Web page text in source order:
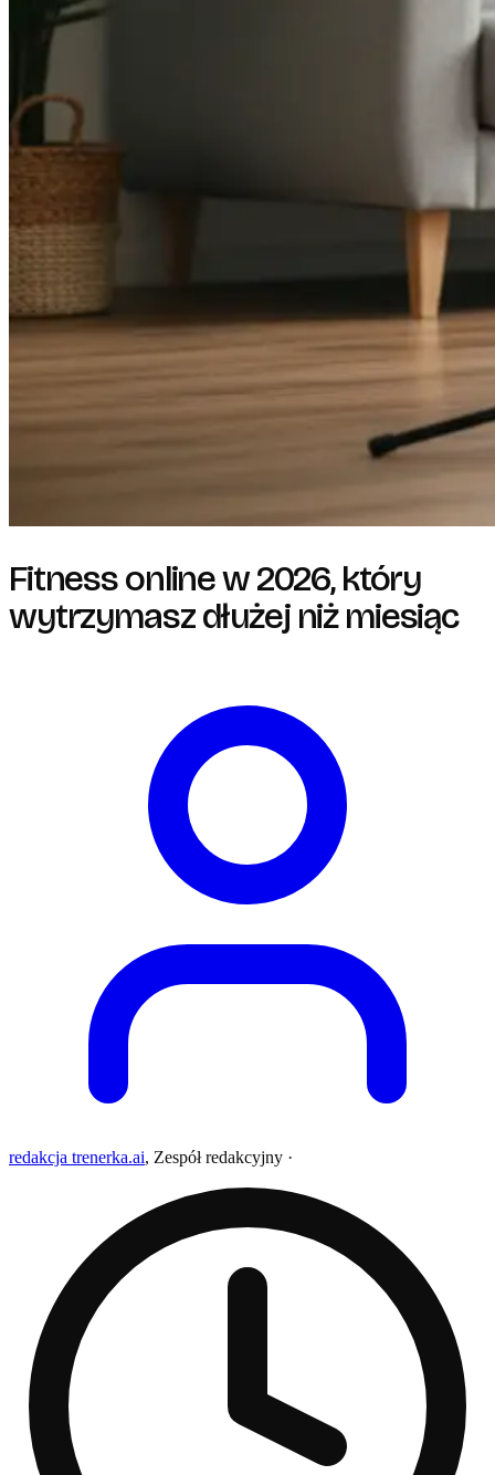
Fitness online w 2026, który
wytrzymasz dłużej niż miesiąc
redakcja trenerka.ai, Zespół redakcyjny ·